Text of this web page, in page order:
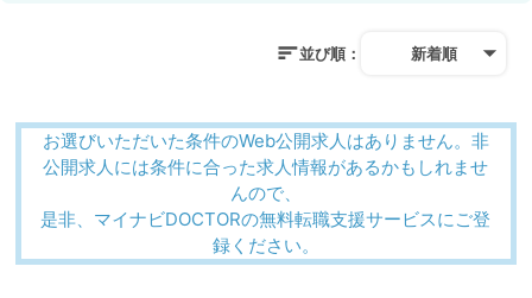
並び順： 新着順
お選びいただいた条件のWeb公開求人はありません。非
公開求人には条件に合った求人情報があるかもしれませ
んので、
是非、マイナビDOCTORの無料転職支援サービスにご登
録ください。